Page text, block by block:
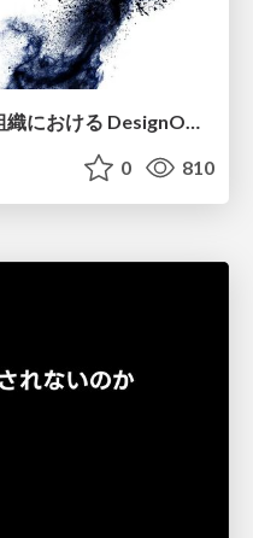
大企業インハウスデザイン組織における DesignOps改革の現在地 / DesignOps at Scale: Navigating Transformation in Large Enterprises
0 810